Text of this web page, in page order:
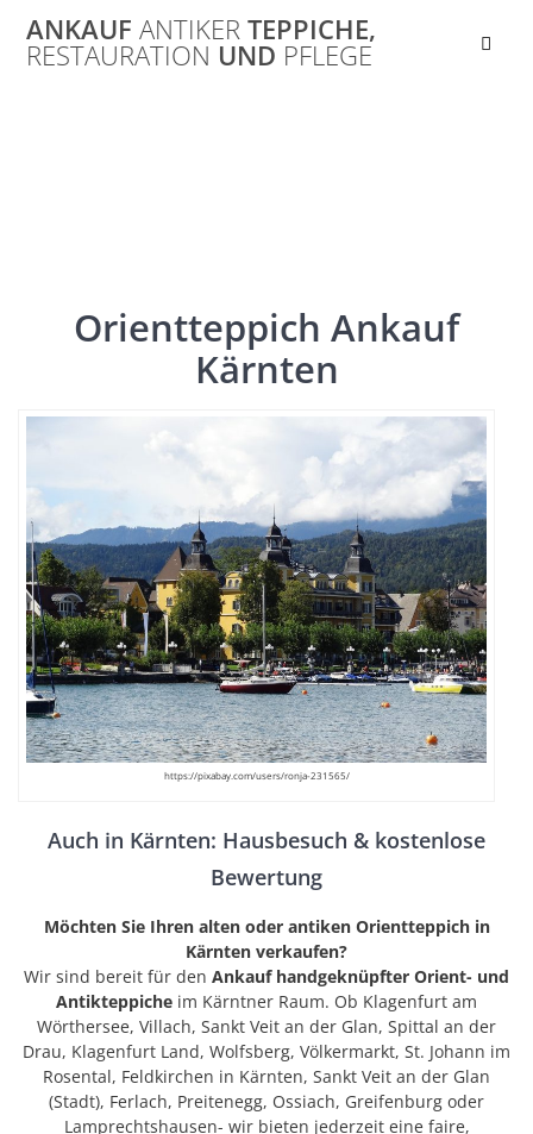
to
content
ANKAUF ANTIKERTEPPICHE,
RESTAURATION UND PFLEGE
Orientteppich Ankauf
Kärnten
https://pixabay.com/users/ronja-231565/
Auch in Kärnten: Hausbesuch & kostenlose
Bewertung
Möchten Sie Ihren alten oder antiken Orientteppich in
Kärnten verkaufen?
Wir sind bereit für den Ankauf handgeknüpfter Orient- und
Antikteppiche im Kärntner Raum. Ob Klagenfurt am
Wörthersee, Villach, Sankt Veit an der Glan, Spittal an der
Drau, Klagenfurt Land, Wolfsberg, Völkermarkt, St. Johann im
Rosental, Feldkirchen in Kärnten, Sankt Veit an der Glan
(Stadt), Ferlach, Preitenegg, Ossiach, Greifenburg oder
Lamprechtshausen- wir bieten jederzeit eine faire,